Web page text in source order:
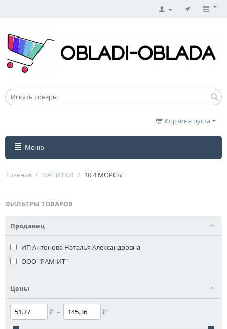
Корзина пуста
Меню
Главная / НАПИТКИ / 10.4 МОРСЫ
ФИЛЬТРЫ ТОВАРОВ
Продавец
ИП Антонова Наталья Александровна
ООО "РАМ-ИТ"
Цены
₽ – ₽